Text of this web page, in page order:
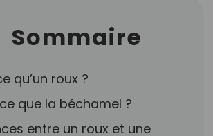
Sommaire
qu’un roux ?
que la béchamel ?
entre un roux et une